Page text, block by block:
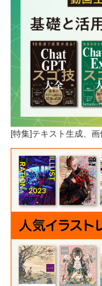
[特集]テキスト生成、